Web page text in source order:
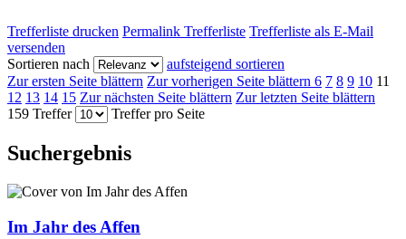
Trefferliste drucken Permalink Trefferliste Trefferliste als E-Mail
versenden
Sortieren nach
aufsteigend sortieren
Zur ersten Seite blättern Zur vorherigen Seite blättern 6 7 8 9 10 11
12 13 14 15 Zur nächsten Seite blättern Zur letzten Seite blättern
159 Treffer
Treffer pro Seite
Suchergebnis
Im Jahr des Affen